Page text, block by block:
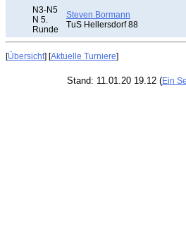
N3-N5
N 5.
Runde
Steven Bormann
TuS Hellersdorf 88
[Übersicht] [Aktuelle Turniere]
Stand: 11.01.20 19.12 (Ein